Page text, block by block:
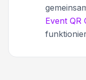
Event QR